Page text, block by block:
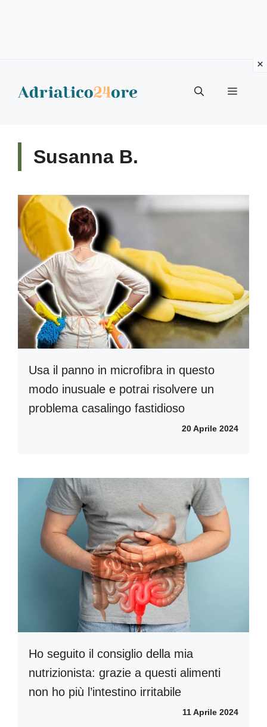
Menu
Susanna B.
Usa il panno in microfibra in questo
modo inusuale e potrai risolvere un
problema casalingo fastidioso
20 Aprile 2024
Ho seguito il consiglio della mia
nutrizionista: grazie a questi alimenti
non ho più l’intestino irritabile
11 Aprile 2024